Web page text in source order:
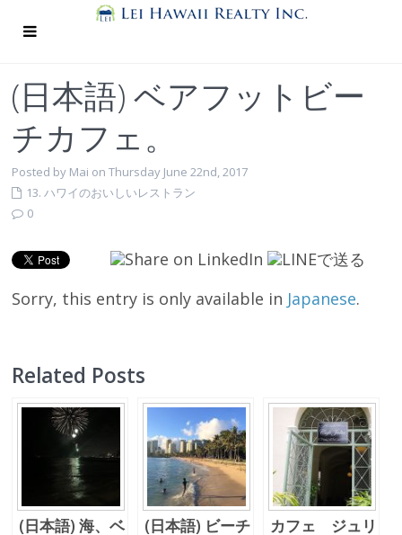
(日本語) ベアフットビー
チカフェ。
Posted by Mai on Thursday June 22nd, 2017
13. ハワイのおいしいレストラン
0
Sorry, this entry is only available in Japanese.
Related Posts
(日本語) 海、ベ
(日本語) ビーチ
カフェ ジュリ